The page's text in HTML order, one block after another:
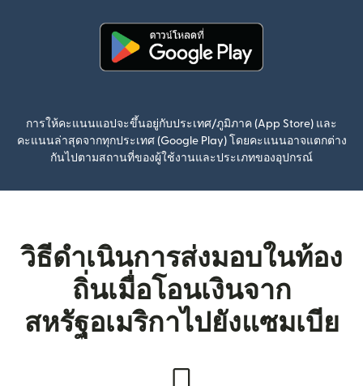
การให้คะแนนแอปจะขึ้นอยู่กับประเทศ/ภูมิภาค (App Store) และ
คะแนนล่าสุดจากทุกประเทศ (Google Play) โดยคะแนนอาจแตกต่าง
กันไปตามสถานที่ของผู้ใช้งานและประเภทของอุปกรณ์
วิธีดำเนินการส่งมอบในท้อง
ถิ่นเมื่อโอนเงินจาก
สหรัฐอเมริกาไปยังแซมเบีย